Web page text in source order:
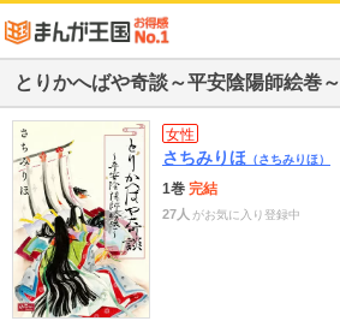
とりかへばや奇談～平安陰陽師絵巻～
女性
さちみりほ （さちみりほ）
1巻 完結
27人 がお気に入り登録中